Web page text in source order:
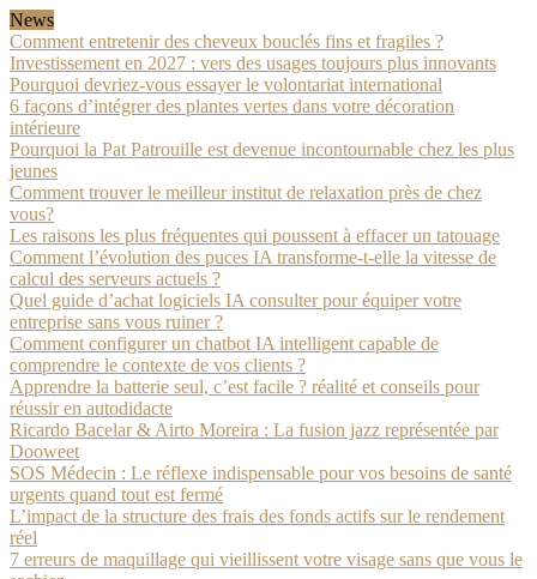
News
Comment entretenir des cheveux bouclés fins et fragiles ?
Investissement en 2027 : vers des usages toujours plus innovants
Pourquoi devriez-vous essayer le volontariat international
6 façons d’intégrer des plantes vertes dans votre décoration
intérieure
Pourquoi la Pat Patrouille est devenue incontournable chez les plus
jeunes
Comment trouver le meilleur institut de relaxation près de chez
vous?
Les raisons les plus fréquentes qui poussent à effacer un tatouage
Comment l’évolution des puces IA transforme-t-elle la vitesse de
calcul des serveurs actuels ?
Quel guide d’achat logiciels IA consulter pour équiper votre
entreprise sans vous ruiner ?
Comment configurer un chatbot IA intelligent capable de
comprendre le contexte de vos clients ?
Apprendre la batterie seul, c’est facile ? réalité et conseils pour
réussir en autodidacte
Ricardo Bacelar & Airto Moreira : La fusion jazz représentée par
Dooweet
SOS Médecin : Le réflexe indispensable pour vos besoins de santé
urgents quand tout est fermé
L’impact de la structure des frais des fonds actifs sur le rendement
réel
7 erreurs de maquillage qui vieillissent votre visage sans que vous le